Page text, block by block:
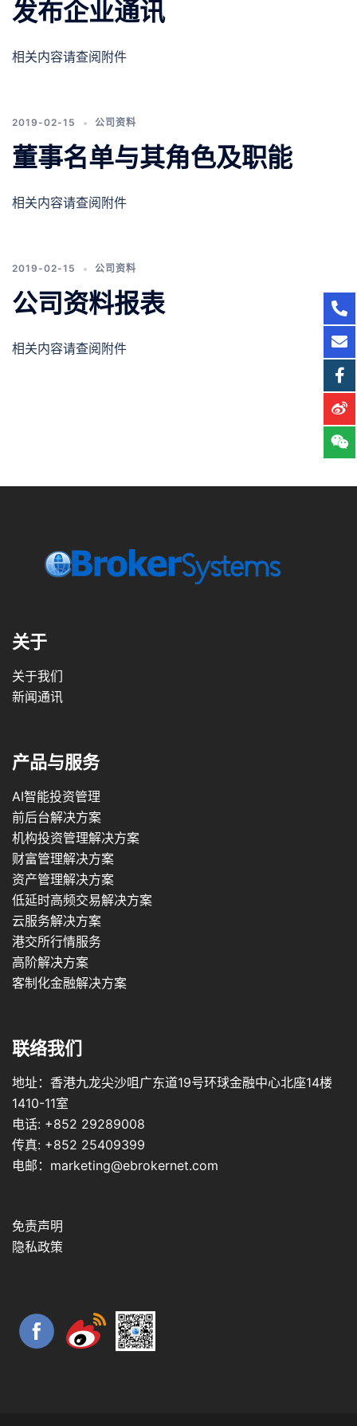
发布企业通讯
相关内容请查阅附件
2019-02-15 公司资料
董事名单与其角色及职能
相关内容请查阅附件
2019-02-15 公司资料
公司资料报表
相关内容请查阅附件
关于
关于我们
新闻通讯
产品与服务
AI智能投资管理
前后台解决方案
机构投资管理解决方案
财富管理解决方案
资产管理解决方案
低延时高频交易解决方案
云服务解决方案
港交所行情服务
高阶解决方案
客制化金融解决方案
联络我们
地址：香港九龙尖沙咀广东道19号环球金融中心北座14楼
1410-11室
电话: +852 29289008
传真: +852 25409399
电邮：marketing@ebrokernet.com
免责声明
隐私政策